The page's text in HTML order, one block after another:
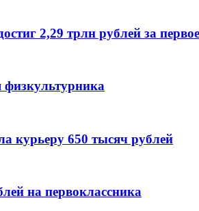
2,29 трлн рублей за первое
курьеру 650 тысяч рублей
на первоклассника